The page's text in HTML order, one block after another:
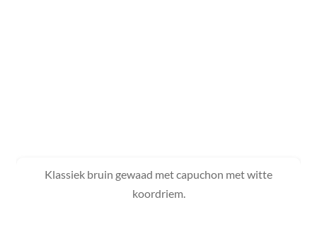
Klassiek bruin gewaad met capuchon met witte
koordriem.